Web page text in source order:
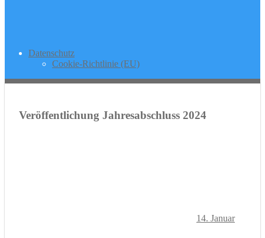
Datenschutz
Cookie-Richtlinie (EU)
Veröffentlichung Jahresabschluss 2024
14. Januar